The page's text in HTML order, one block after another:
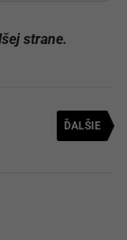
strane.
ĎALŠIE